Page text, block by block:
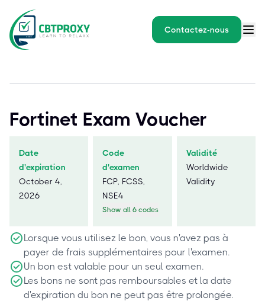
Contactez-nous
Fortinet Exam Voucher
Date
d'expiration
October 4,
2026
Code
d'examen
FCP, FCSS,
NSE4
Show all 6 codes
Validité
Worldwide
Validity
Lorsque vous utilisez le bon, vous n'avez pas à
payer de frais supplémentaires pour l'examen.
Un bon est valable pour un seul examen.
Les bons ne sont pas remboursables et la date
d'expiration du bon ne peut pas être prolongée.